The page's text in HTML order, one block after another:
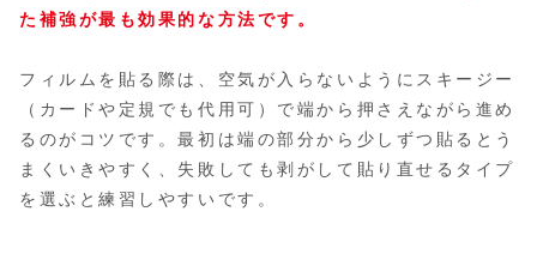
た補強が最も効果的な方法です。
フィルムを貼る際は、空気が入らないようにスキージー
（カードや定規でも代用可）で端から押さえながら進め
るのがコツです。最初は端の部分から少しずつ貼るとう
まくいきやすく、失敗しても剥がして貼り直せるタイプ
を選ぶと練習しやすいです。